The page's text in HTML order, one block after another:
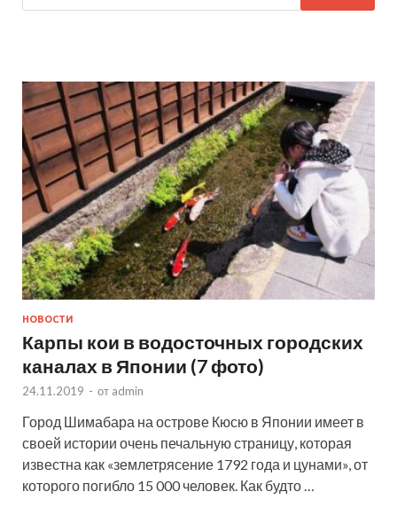
НОВОСТИ
Карпы кои в водосточных городских
каналах в Японии (7 фото)
24.11.2019 - от admin
Город Шимабара на острове Кюсю в Японии имеет в
своей истории очень печальную страницу, которая
известна как «землетрясение 1792 года и цунами», от
которого погибло 15 000 человек. Как будто …